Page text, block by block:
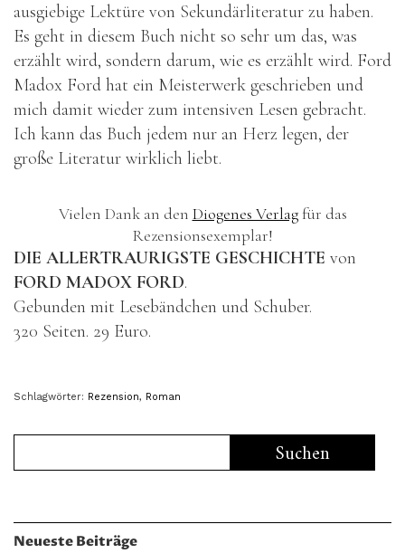
ausgiebige Lektüre von Sekundärliteratur zu haben.
Es geht in diesem Buch nicht so sehr um das, was
erzählt wird, sondern darum, wie es erzählt wird. Ford
Madox Ford hat ein Meisterwerk geschrieben und
mich damit wieder zum intensiven Lesen gebracht.
Ich kann das Buch jedem nur an Herz legen, der
große Literatur wirklich liebt.
Vielen Dank an den Diogenes Verlagfür das
Rezensionsexemplar!
DIE ALLERTRAURIGSTE GESCHICHTE von
FORD MADOX FORD.
Gebunden mit Lesebändchen und Schuber.
320 Seiten. 29 Euro.
Schlagwörter: Rezension, Roman
Neueste Beiträge